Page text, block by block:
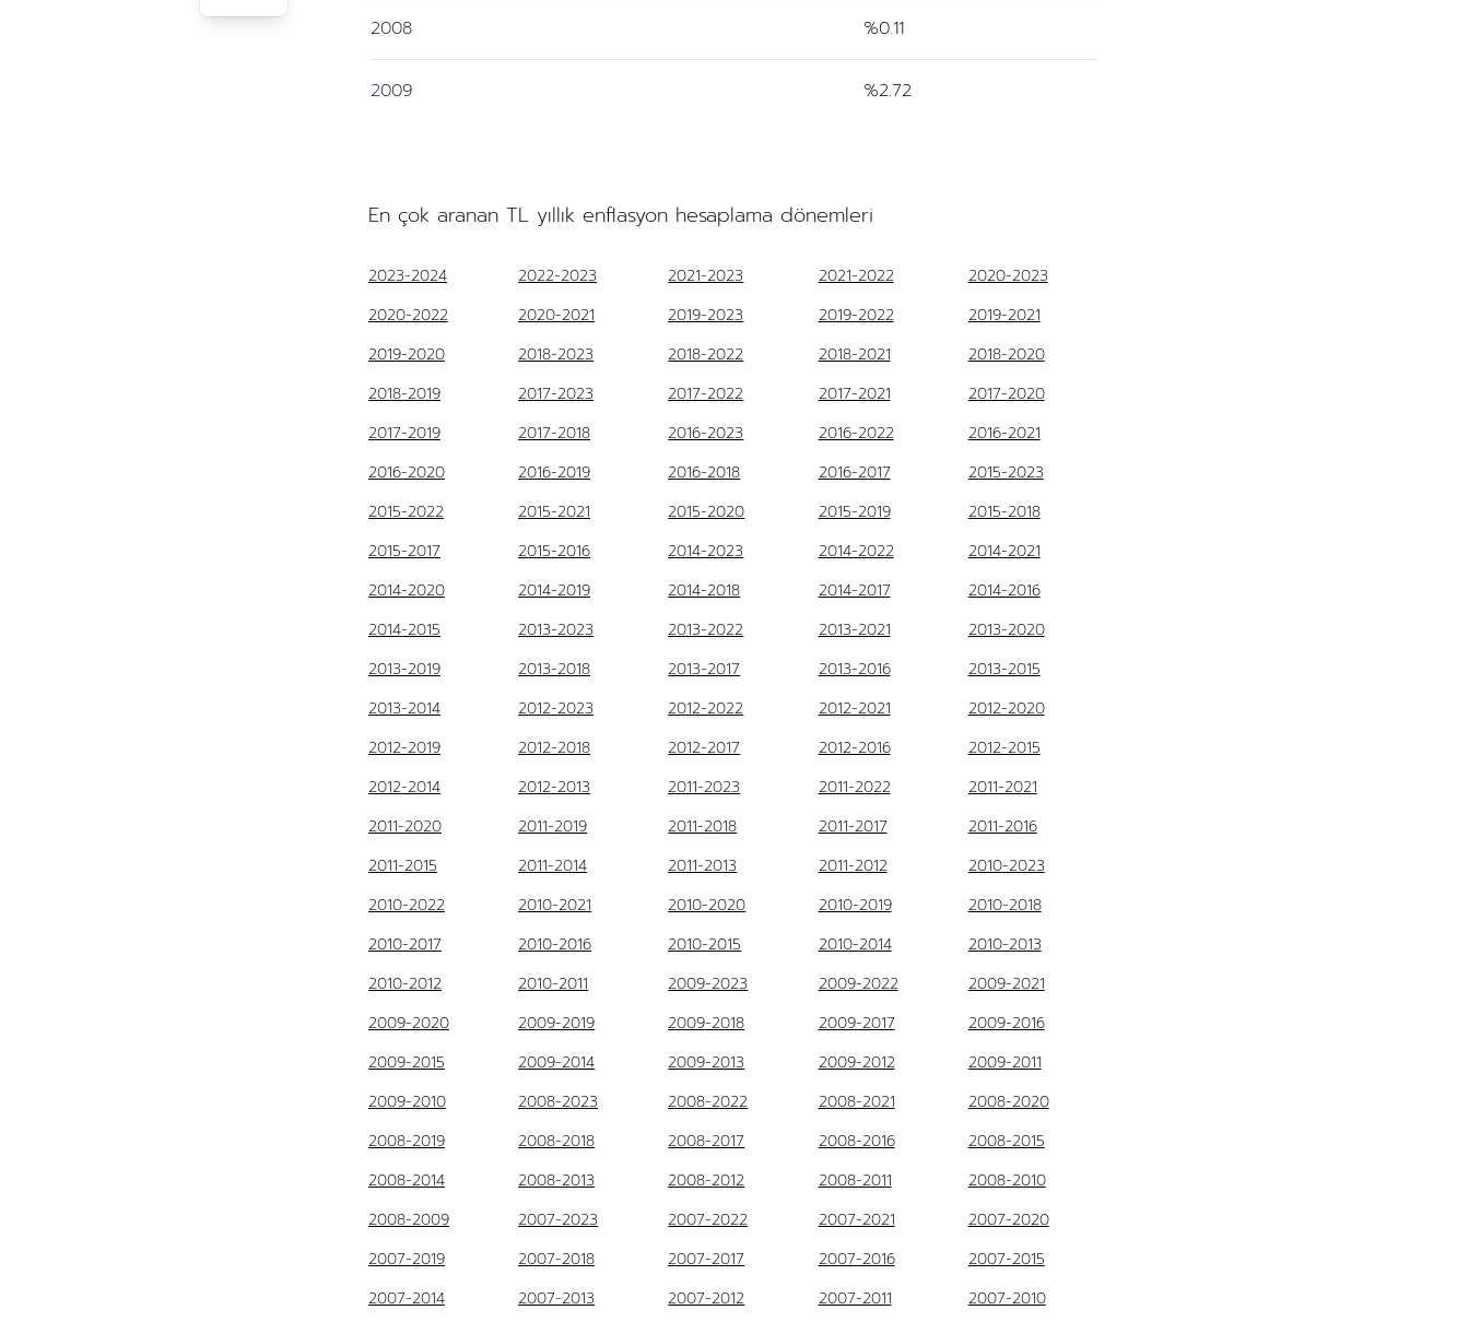
2008 %0.11
2009 %2.72
En çok aranan TL yıllık enflasyon hesaplama dönemleri
2023-2024 2022-2023 2021-2023 2021-2022
2020-2023
2020-2022
2020-2021 2019-2023 2019-2022
2019-2021
2019-2020
2018-2023 2018-2022 2018-2021
2018-2020
2018-2019
2017-2023 2017-2022 2017-2021
2017-2020
2017-2019
2017-2018 2016-2023 2016-2022
2016-2021
2016-2020
2016-2019 2016-2018 2016-2017
2015-2023
2015-2022
2015-2021 2015-2020 2015-2019
2015-2018
2015-2017
2015-2016 2014-2023 2014-2022
2014-2021
2014-2020
2014-2019 2014-2018 2014-2017
2014-2016
2014-2015
2013-2023 2013-2022 2013-2021
2013-2020
2013-2019
2013-2018 2013-2017 2013-2016
2013-2015
2013-2014
2012-2023 2012-2022 2012-2021
2012-2020
2012-2019
2012-2018 2012-2017 2012-2016
2012-2015
2012-2014
2012-2013 2011-2023 2011-2022
2011-2021
2011-2020
2011-2019 2011-2018 2011-2017
2011-2016
2011-2015
2011-2014 2011-2013 2011-2012
2010-2023
2010-2022
2010-2021 2010-2020 2010-2019
2010-2018
2010-2017
2010-2016 2010-2015 2010-2014
2010-2013
2010-2012
2010-2011 2009-2023 2009-2022
2009-2021
2009-2020
2009-2019 2009-2018 2009-2017
2009-2016
2009-2015
2009-2014 2009-2013 2009-2012
2009-2011
2009-2010
2008-2023 2008-2022 2008-2021
2008-2020
2008-2019
2008-2018 2008-2017 2008-2016
2008-2015
2008-2014
2008-2013 2008-2012 2008-2011
2008-2010
2008-2009
2007-2023 2007-2022 2007-2021
2007-2020
2007-2019
2007-2018 2007-2017 2007-2016
2007-2015
2007-2014
2007-2013 2007-2012 2007-2011 2007-2010